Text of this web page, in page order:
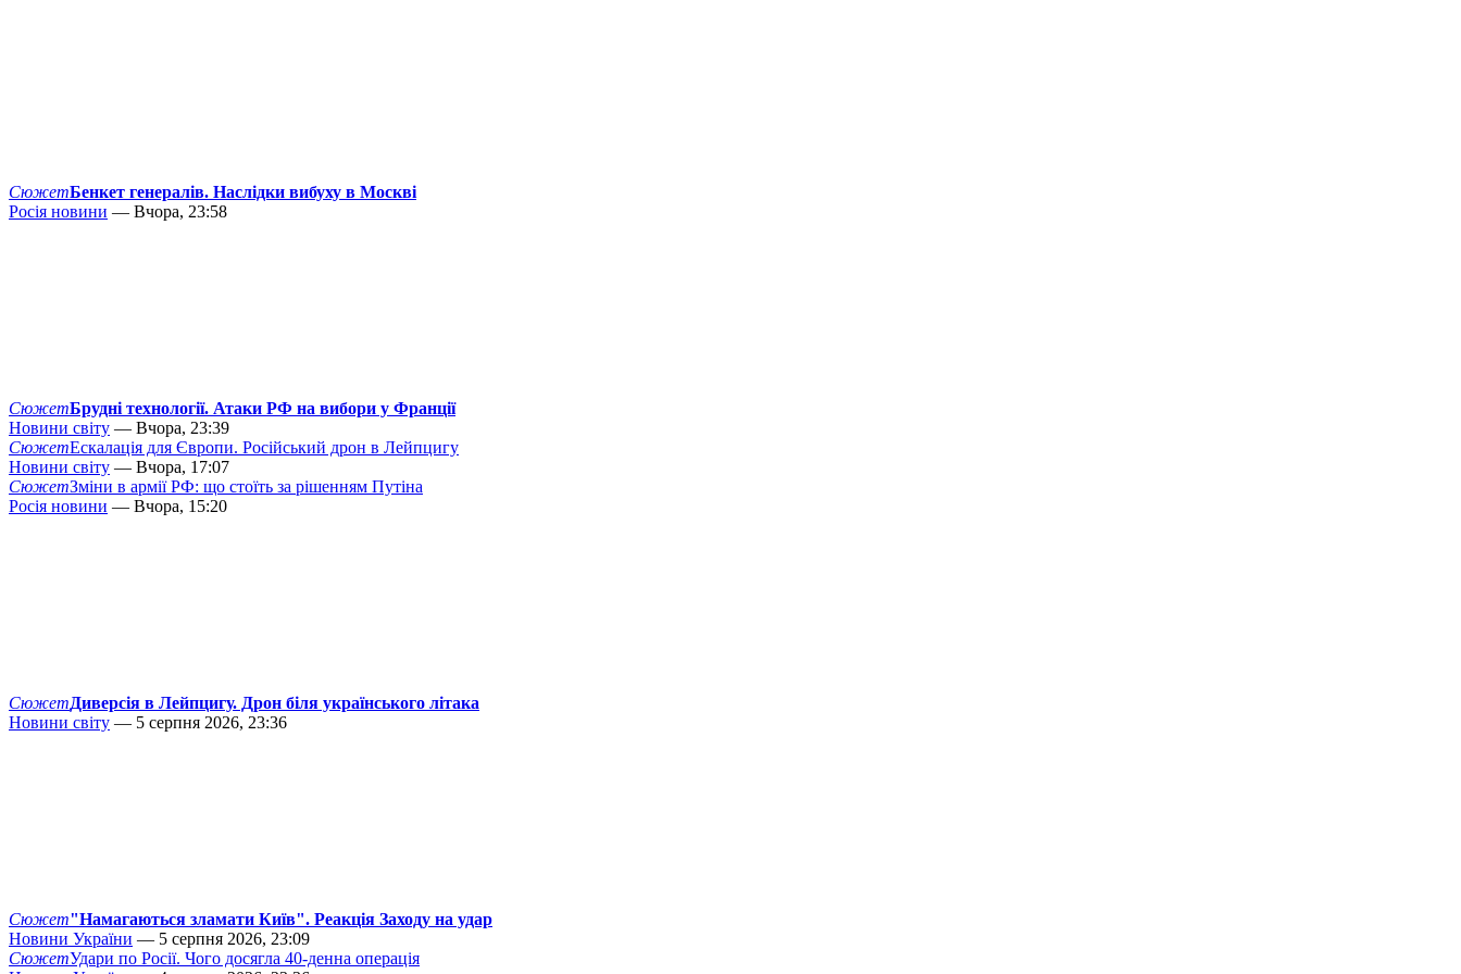
СюжетБенкет генералів. Наслідки вибуху в Москві
Росія новини — Вчора, 23:58
СюжетБрудні технології. Атаки РФ на вибори у Франції
Новини світу — Вчора, 23:39
СюжетЕскалація для Європи. Російський дрон в Лейпцигу
Новини світу — Вчора, 17:07
СюжетЗміни в армії РФ: що стоїть за рішенням Путіна
Росія новини — Вчора, 15:20
СюжетДиверсія в Лейпцигу. Дрон біля українського літака
Новини світу — 5 серпня 2026, 23:36
Сюжет"Намагаються зламати Київ". Реакція Заходу на удар
Новини України — 5 серпня 2026, 23:09
СюжетУдари по Росії. Чого досягла 40-денна операція